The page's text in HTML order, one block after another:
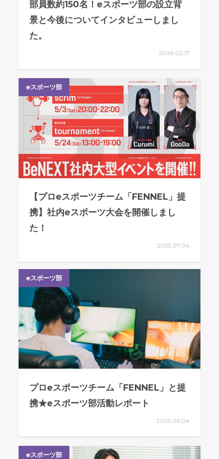
部員数約150名！eスポーツ部の設立背
景と今後についてインタビューしまし
た。
2026.02.17
eスポーツ部
【プロeスポーツチーム「FENNEL」提
携】社内eスポーツ大会を開催しまし
た！
2025.07.04
eスポーツ部
プロeスポーツチーム「FENNEL」と提
携★eスポーツ部活動レポート
2025.06.04
eスポーツ部